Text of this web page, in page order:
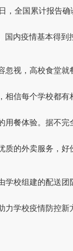
，全国累计报告
内疫情基本得
忽视，高校食堂
相信每个学校都有
用餐体验。据不
质的外卖服务，
学校组建的配送
力学校疫情防控